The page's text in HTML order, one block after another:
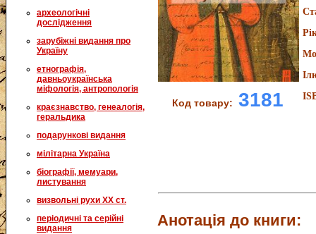
археологічні
дослідження
зарубіжні видання про
Україну
етнографія,
давньоукраїнська
міфологія, антропологія
краєзнавство, генеалогія,
геральдика
подарункові видання
мілітарна Україна
біографії, мемуари,
листування
визвольні рухи XX ст.
періодичні та серійні
видання
Код товару: 3181
Анотація до книги: